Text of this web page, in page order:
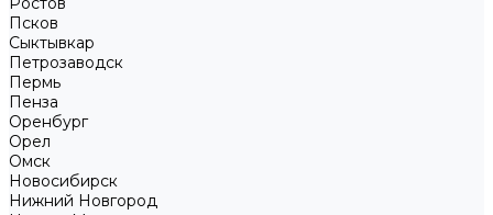
Псков
Сыктывкар
Петрозаводск
Пермь
Пенза
Оренбург
Орел
Омск
Новосибирск
Нижний Новгород